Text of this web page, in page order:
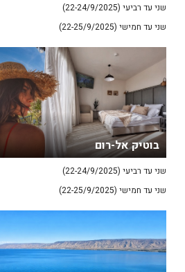
שני עד רביעי (22-24/9/2025)
שני עד חמישי (22-25/9/2025)
בוטיק אל-רום
שני עד רביעי (22-24/9/2025)
שני עד חמישי (22-25/9/2025)